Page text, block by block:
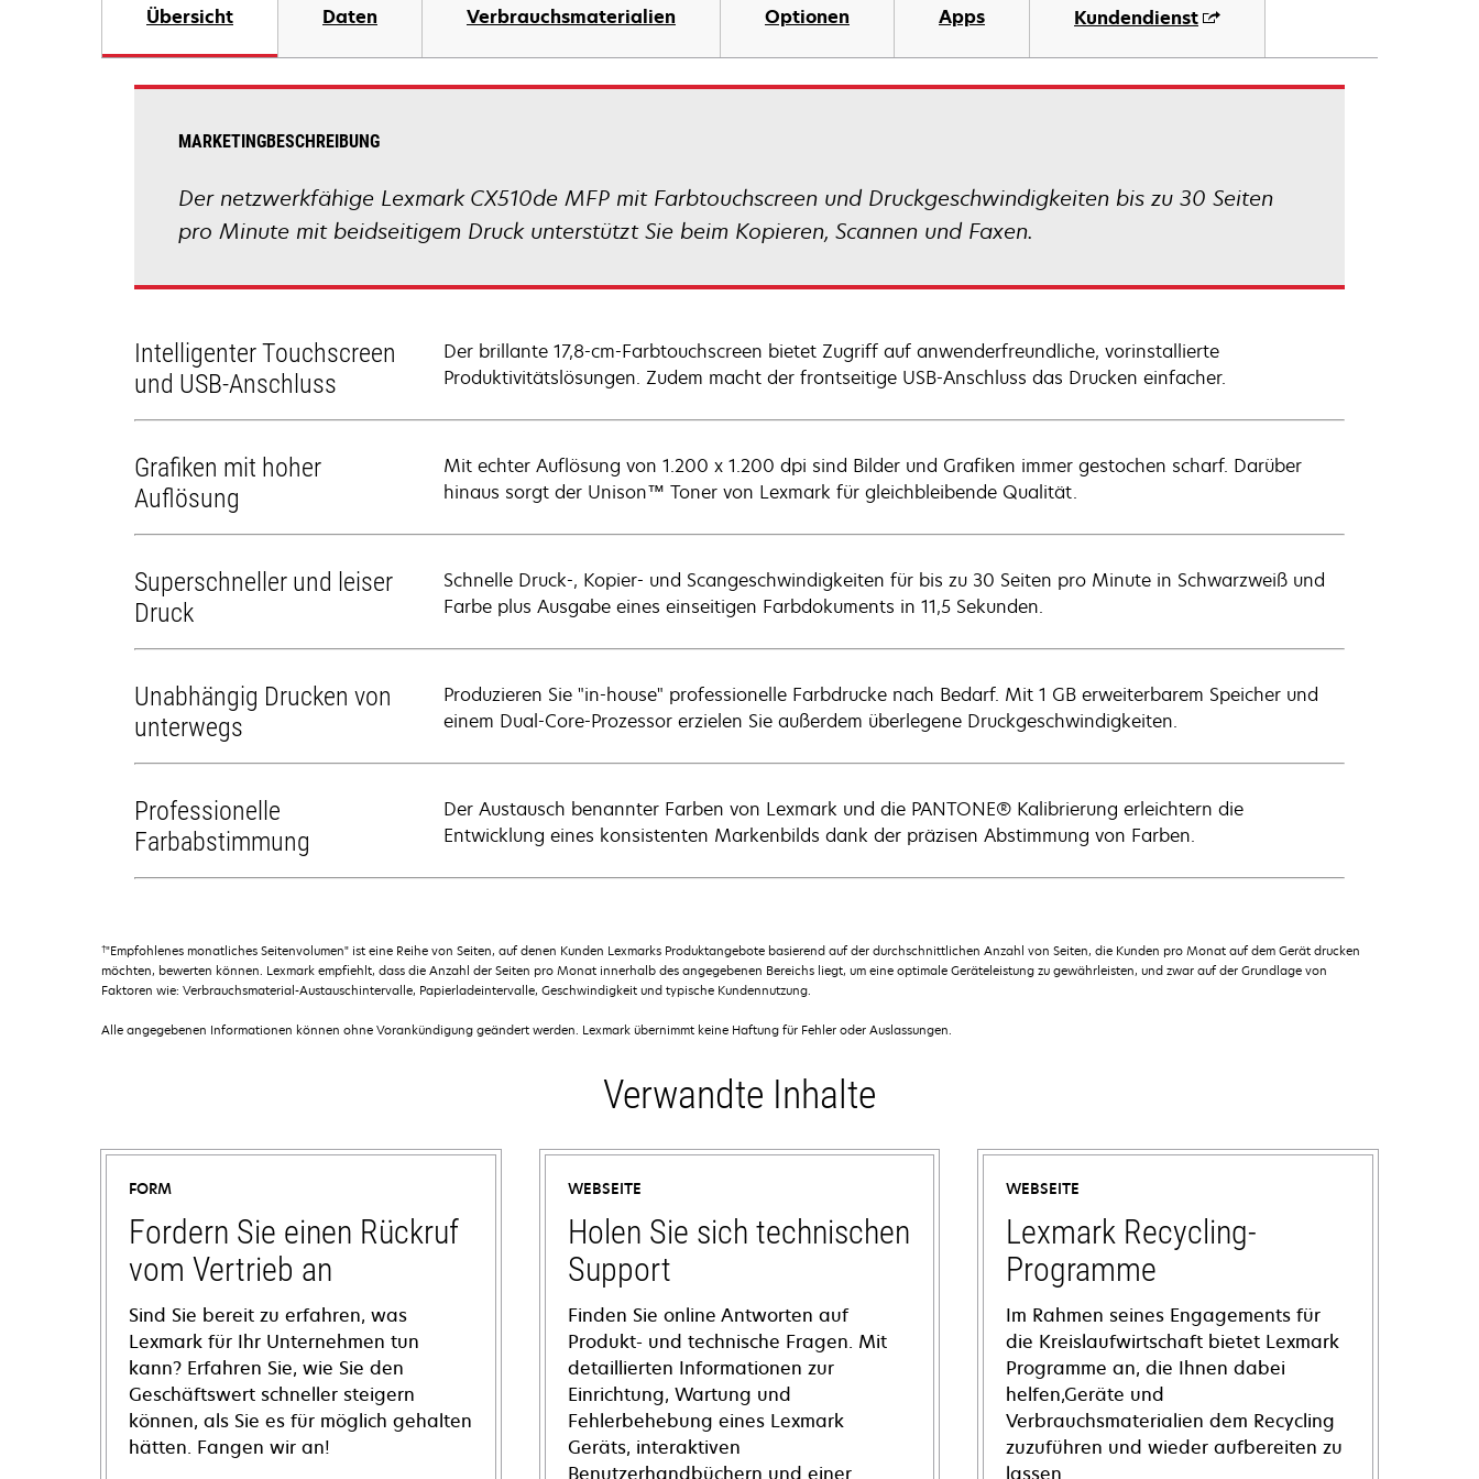
Übersicht Daten Verbrauchsmaterialien Optionen Apps Kundendienst
MARKETINGBESCHREIBUNG
Der netzwerkfähige Lexmark CX510de MFP mit Farbtouchscreen und Druckgeschwindigkeiten bis zu 30 Seiten
pro Minute mit beidseitigem Druck unterstützt Sie beim Kopieren, Scannen und Faxen.
Intelligenter Touchscreen
und USB-Anschluss
Der brillante 17,8-cm-Farbtouchscreen bietet Zugriff auf anwenderfreundliche, vorinstallierte
Produktivitätslösungen. Zudem macht der frontseitige USB-Anschluss das Drucken einfacher.
Grafiken mit hoher
Auflösung
Mit echter Auflösung von 1.200 x 1.200 dpi sind Bilder und Grafiken immer gestochen scharf. Darüber
hinaus sorgt der Unison™ Toner von Lexmark für gleichbleibende Qualität.
Superschneller und leiser
Druck
Schnelle Druck-, Kopier- und Scangeschwindigkeiten für bis zu 30 Seiten pro Minute in Schwarzweiß und
Farbe plus Ausgabe eines einseitigen Farbdokuments in 11,5 Sekunden.
Unabhängig Drucken von
unterwegs
Produzieren Sie "in-house" professionelle Farbdrucke nach Bedarf. Mit 1 GB erweiterbarem Speicher und
einem Dual-Core-Prozessor erzielen Sie außerdem überlegene Druckgeschwindigkeiten.
Professionelle
Farbabstimmung
Der Austausch benannter Farben von Lexmark und die PANTONE® Kalibrierung erleichtern die
Entwicklung eines konsistenten Markenbilds dank der präzisen Abstimmung von Farben.
†"Empfohlenes monatliches Seitenvolumen" ist eine Reihe von Seiten, auf denen Kunden Lexmarks Produktangebote basierend auf der durchschnittlichen Anzahl von Seiten, die Kunden pro Monat auf dem Gerät drucken
möchten, bewerten können. Lexmark empfiehlt, dass die Anzahl der Seiten pro Monat innerhalb des angegebenen Bereichs liegt, um eine optimale Geräteleistung zu gewährleisten, und zwar auf der Grundlage von
Faktoren wie: Verbrauchsmaterial-Austauschintervalle, Papierladeintervalle, Geschwindigkeit und typische Kundennutzung.
Alle angegebenen Informationen können ohne Vorankündigung geändert werden. Lexmark übernimmt keine Haftung für Fehler oder Auslassungen.
Verwandte Inhalte
FORM
Fordern Sie einen Rückruf
vom Vertrieb an
Sind Sie bereit zu erfahren, was
Lexmark für Ihr Unternehmen tun
kann? Erfahren Sie, wie Sie den
Geschäftswert schneller steigern
können, als Sie es für möglich gehalten
hätten. Fangen wir an!
WEBSEITE
Holen Sie sich technischen
Support
Finden Sie online Antworten auf
Produkt- und technische Fragen. Mit
detaillierten Informationen zur
Einrichtung, Wartung und
Fehlerbehebung eines Lexmark
Geräts, interaktiven
Benutzerhandbüchern und einer
WEBSEITE
Lexmark Recycling-
Programme
Im Rahmen seines Engagements für
die Kreislaufwirtschaft bietet Lexmark
Programme an, die Ihnen dabei
helfen,Geräte und
Verbrauchsmaterialien dem Recycling
zuzuführen und wieder aufbereiten zu
lassen.